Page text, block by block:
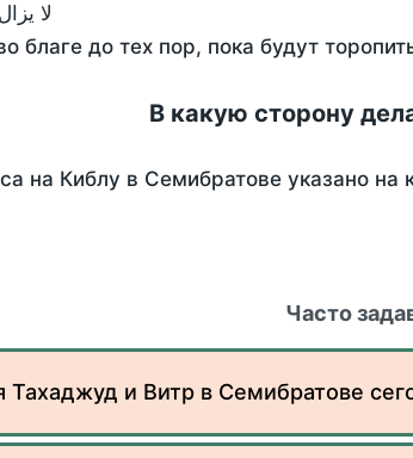
لا
благе до тех пор, пока будут
В какую сторону
на Киблу в Семибратове указано
Часто
Тахаджуд и Витр в Семибратове